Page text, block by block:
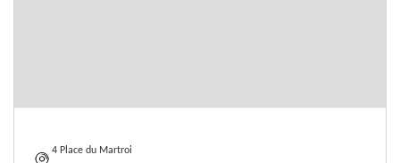
4 Place du Martroi